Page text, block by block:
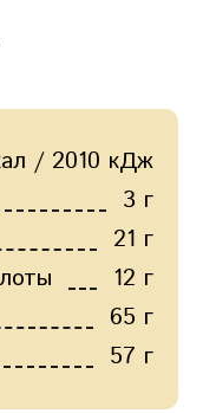
/ 2010 кДж
3 г
21 г
12 г
65 г
57 г